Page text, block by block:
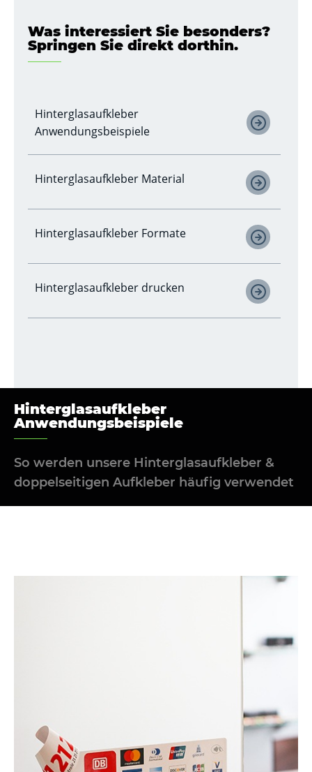
Was interessiert Sie besonders?
Springen Sie direkt dorthin.
Hinterglasaufkleber
Anwendungsbeispiele
Hinterglasaufkleber Material
Hinterglasaufkleber Formate
Hinterglasaufkleber drucken
Hinterglasaufkleber
Anwendungsbeispiele
So werden unsere Hinterglasaufkleber &
doppelseitigen Aufkleber häufig verwendet